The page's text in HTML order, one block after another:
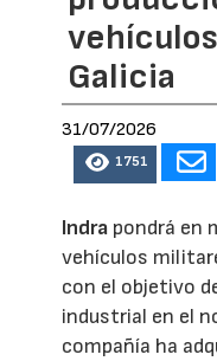
Galicia
31/07/2026
1751
Indra pondrá en
vehículos
con el objetivo
industrial en el
compañía ha